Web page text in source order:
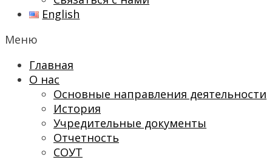
English
Меню
Главная
О нас
Основные направления деятельности
История
Учредительные документы
Отчетность
СОУТ